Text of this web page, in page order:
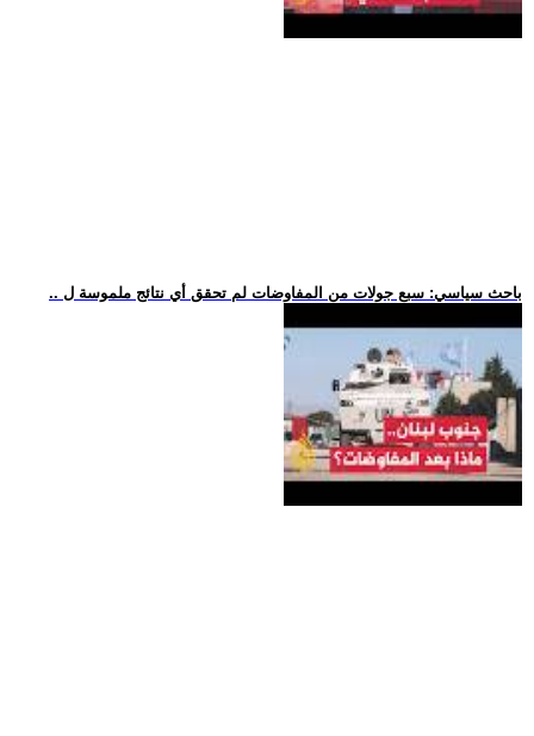
.. باحث سياسي: سبع جولات من المفاوضات لم تحقق أي نتائج ملموسة ل